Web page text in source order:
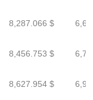
8,287.066 $
8,456.753 $
8,627.954 $